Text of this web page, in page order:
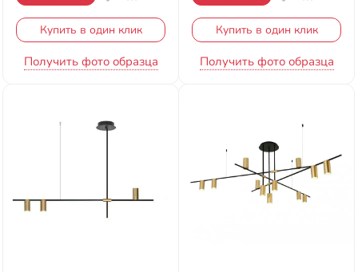
Купить в один клик
Получить фото образца
Купить в один клик
Получить фото образца